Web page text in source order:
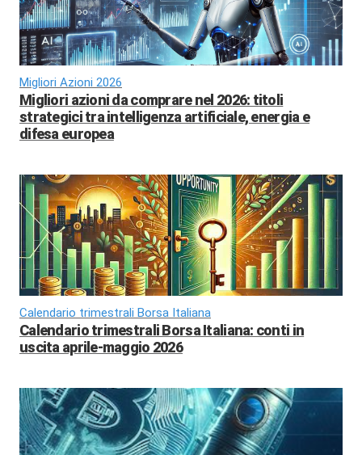
Migliori Azioni 2026
Migliori azioni da comprare nel 2026: titoli
strategici tra intelligenza artificiale, energia e
difesa europea
Calendario trimestrali Borsa Italiana
Calendario trimestrali Borsa Italiana: conti in
uscita aprile-maggio 2026